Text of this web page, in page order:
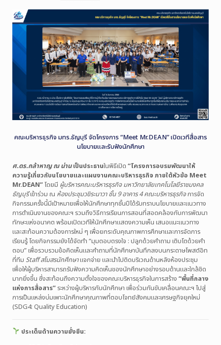
คณะบริหารธุรกิจ มทร.ธัญบุรี จัดโครงการ “Meet Mr.DEAN” เปิดเวทีสื่อสาร
นโยบายและรับฟังนักศึกษา
ศ.ดร.กล้าหาญ ณ น่านเป็นประธานในพิธีเปิด “โครงการอบรมพัฒนาให้
ความรู้เกี่ยวกับนโยบายและแผนงานคณะบริหารธุรกิจ ภายใต้หัวข้อ Meet
Mr.DEAN”โดยมี ผู้บริหารคณะบริหารธุรกิจ มหาวิทยาลัยเทคโนโลยีราชมงคล
ธัญบุรีเข้าร่วม ณ ห้องประชุมวขิระนาวา ชั้น 9 อาคาร 4 คณะบริหารธุรกิจการจัด
กิจกรรมครั้งนี้มีเป้าหมายเพื่อให้นักศึกษาทุกชั้นปีได้รับทราบนโยบายและแนวทาง
การดำเนินงานของคณะฯ รวมถึงวิธีการเรียนการสอนที่สอดคล้องกับการพัฒนา
ทักษะแห่งอนาคต พร้อมเปิดเวทีให้นักศึกษาแสดงความเห็น เสนอแนะแนวทาง
และสะท้อนความต้องการใหม่ ๆ เพื่อยกระดับคุณภาพการศึกษาและการจัดการ
เรียนรู้ โดยกิจกรรมยังได้จัดทำ “มุมตอบตรงใจ : ปลูกด้วยคำถาม เติบโตด้วยคำ
ตอบ” เพื่อรวบรวมข้อคิดเห็นและคำถามที่นักศึกษาบันทึกลงบนกระดาษโพสต์อิท
ที่ทีม Staff สโมสรนักศึกษาแจกจ่าย และนำไปติดบริเวณด้านหลังห้องประชุม
เพื่อให้ผู้บริหารสามารถรับฟังความคิดเห็นของนักศึกษาอย่างรอบด้านและใกล้ชิด
มากยิ่งขึ้น ซึ่งสะท้อนถึงความตั้งใจของคณะบริหารธุรกิจในการสร้าง “พื้นที่กลาง
แห่งการสื่อสาร” ระหว่างผู้บริหารกับนักศึกษา เพื่อร่วมกันขับเคลื่อนคณะฯ ไปสู่
การเป็นแหล่งบ่มเพาะนักศึกษาคุณภาพที่ตอบโจทย์สังคมและเศรษฐกิจยุคใหม่
(SDG4: Quality Education)
ประเด็นด้านความยั่งยืน: